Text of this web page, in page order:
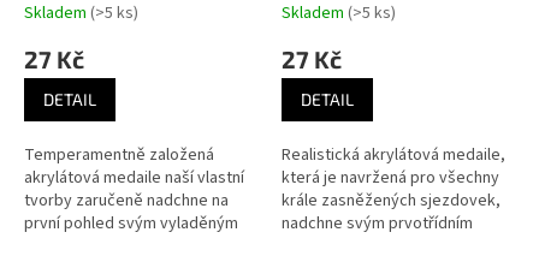
Skladem (>5 ks)
27 Kč
DETAIL
Temperamentně založená
akrylátová medaile naší vlastní
tvorby zaručeně nadchne na
první pohled svým vyladěným
Skladem (>5 ks)
27 Kč
DETAIL
Realistická akrylátová medaile,
která je navržená pro všechny
krále zasněžených sjezdovek,
nadchne svým prvotřídním